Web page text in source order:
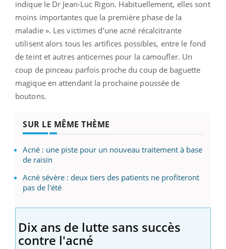
indique le Dr Jean-Luc Rigon. Habituellement, elles sont
moins importantes que la première phase de la
maladie ». Les victimes d’une acné récalcitrante
utilisent alors tous les artifices possibles, entre le fond
de teint et autres anticernes pour la camoufler. Un
coup de pinceau parfois proche du coup de baguette
magique en attendant la prochaine poussée de
boutons.
SUR LE MÊME THÈME
Acné : une piste pour un nouveau traitement à base
de raisin
Acné sévère : deux tiers des patients ne profiteront
pas de l'été
Dix ans de lutte sans succès
contre l'acné